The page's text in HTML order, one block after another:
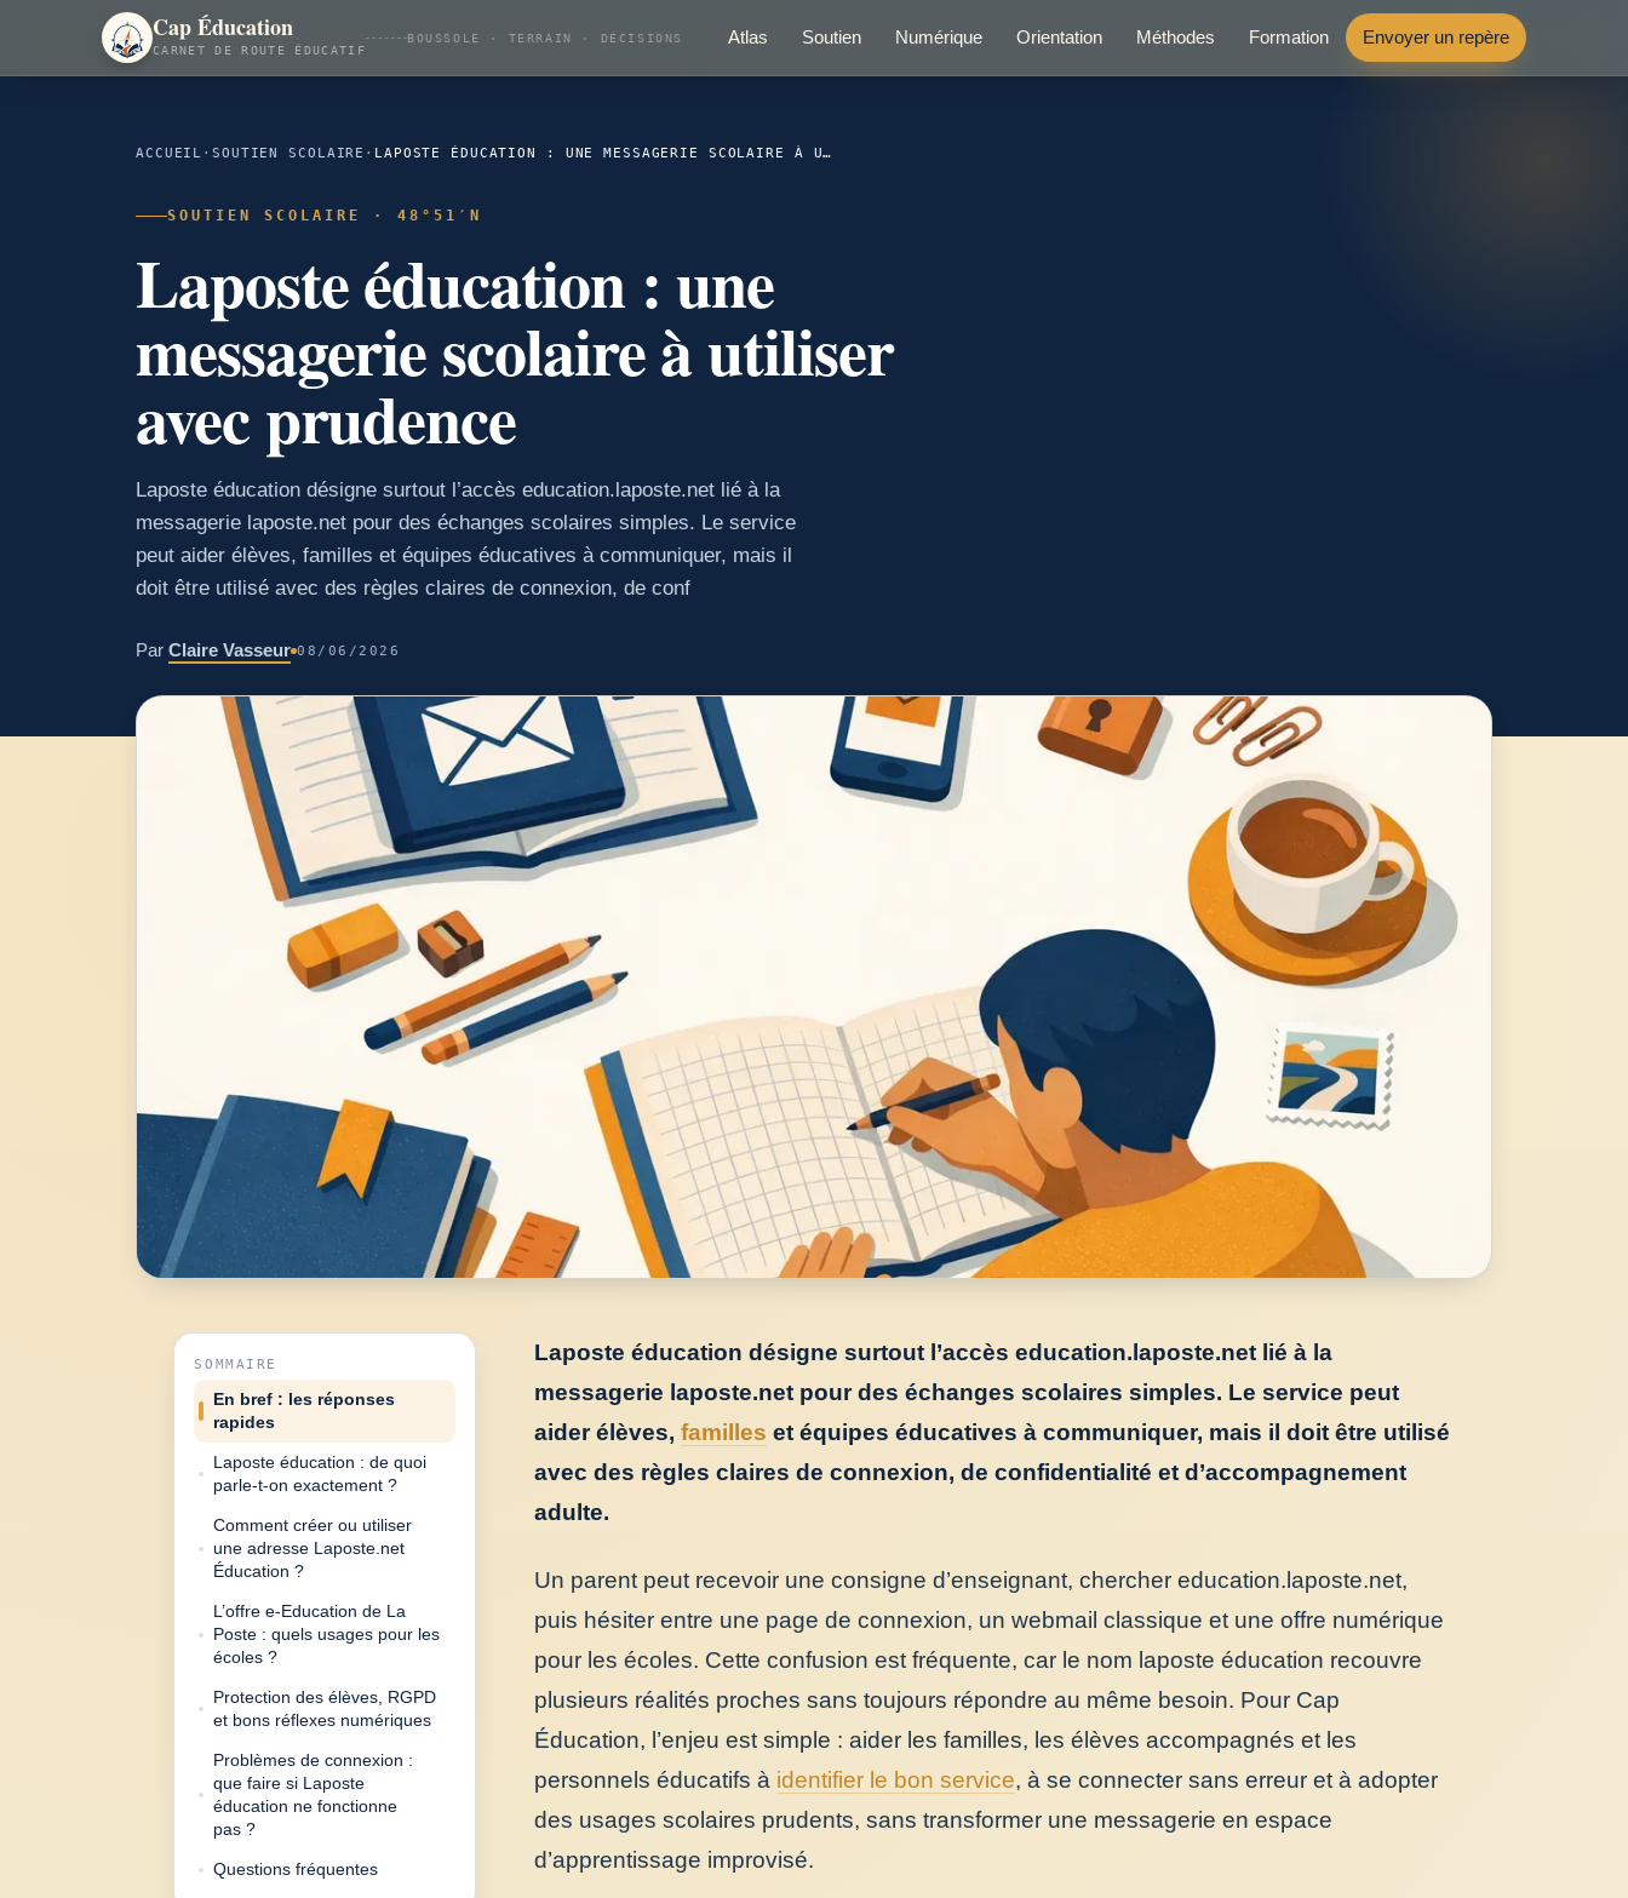
Cap Éducation
CARNET DE ROUTE ÉDUCATIF
BOUSSOLE · TERRAIN · DÉCISIONS Atlas Soutien Numérique Orientation Méthodes Formation Envoyer un repère
ACCUEIL ·SOUTIEN SCOLAIRE · LAPOSTE ÉDUCATION : UNE MESSAGERIE SCOLAIRE À UTILISER AVEC PRUDENCE
SOUTIEN SCOLAIRE · 48°51′N
Laposte éducation : une
messagerie scolaire à utiliser
avec prudence
Laposte éducation désigne surtout l’accès education.laposte.net lié à la
messagerie laposte.net pour des échanges scolaires simples. Le service
peut aider élèves, familles et équipes éducatives à communiquer, mais il
doit être utilisé avec des règles claires de connexion, de conf
Par Claire Vasseur 08/06/2026
SOMMAIRE
En bref : les réponses
rapides
Laposte éducation : de quoi
parle-t-on exactement ?
Comment créer ou utiliser
une adresse Laposte.net
Éducation ?
L’offre e-Education de La
Poste : quels usages pour les
écoles ?
Protection des élèves, RGPD
et bons réflexes numériques
Problèmes de connexion :
que faire si Laposte
éducation ne fonctionne
pas ?
Questions fréquentes
Laposte éducation désigne surtout l’accès education.laposte.net lié à la
messagerie laposte.net pour des échanges scolaires simples. Le service peut
aider élèves, familles et équipes éducatives à communiquer, mais il doit être utilisé
avec des règles claires de connexion, de confidentialité et d’accompagnement
adulte.
Un parent peut recevoir une consigne d’enseignant, chercher education.laposte.net,
puis hésiter entre une page de connexion, un webmail classique et une offre numérique
pour les écoles. Cette confusion est fréquente, car le nom laposte éducation recouvre
plusieurs réalités proches sans toujours répondre au même besoin. Pour Cap
Éducation, l’enjeu est simple : aider les familles, les élèves accompagnés et les
personnels éducatifs à identifier le bon service, à se connecter sans erreur et à adopter
des usages scolaires prudents, sans transformer une messagerie en espace
d’apprentissage improvisé.